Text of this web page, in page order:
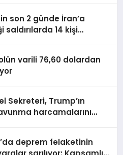
son 2 günde İran’a
saldırılarda 14 kişi
varili 76,60 dolardan
Sekreteri, Trump’ın
harcamalarını
deprem felaketinin